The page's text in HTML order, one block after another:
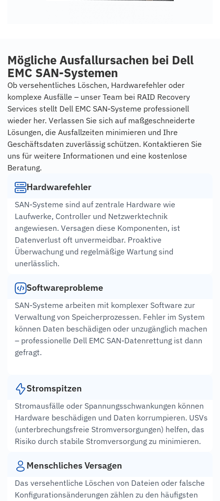
Mögliche Ausfallursachen bei Dell
EMC SAN-Systemen
Ob versehentliches Löschen, Hardwarefehler oder
komplexe Ausfälle – unser Team bei RAID Recovery
Services stellt Dell EMC SAN-Systeme professionell
wieder her. Verlassen Sie sich auf maßgeschneiderte
Lösungen, die Ausfallzeiten minimieren und Ihre
Geschäftsdaten zuverlässig schützen. Kontaktieren Sie
uns für weitere Informationen und eine kostenlose
Beratung.
Hardwarefehler
SAN-Systeme sind auf zentrale Hardware wie
Laufwerke, Controller und Netzwerktechnik
angewiesen. Versagen diese Komponenten, ist
Datenverlust oft unvermeidbar. Proaktive
Überwachung und regelmäßige Wartung sind
unerlässlich.
Softwareprobleme
SAN-Systeme arbeiten mit komplexer Software zur
Verwaltung von Speicherprozessen. Fehler im System
können Daten beschädigen oder unzugänglich machen
– professionelle Dell EMC SAN-Datenrettung ist dann
gefragt.
Stromspitzen
Stromausfälle oder Spannungsschwankungen können
Hardware beschädigen und Daten korrumpieren. USVs
(unterbrechungsfreie Stromversorgungen) helfen, das
Risiko durch stabile Stromversorgung zu minimieren.
Menschliches Versagen
Das versehentliche Löschen von Dateien oder falsche
Konfigurationsänderungen zählen zu den häufigsten